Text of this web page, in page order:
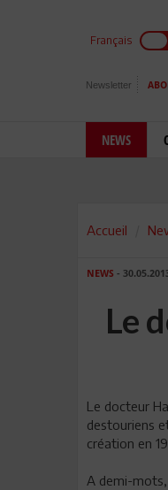
Français
Newsletter
NEWS
Accueil
NEWS -
Le
Le docteur
destouriens
création en
A demi-mots,